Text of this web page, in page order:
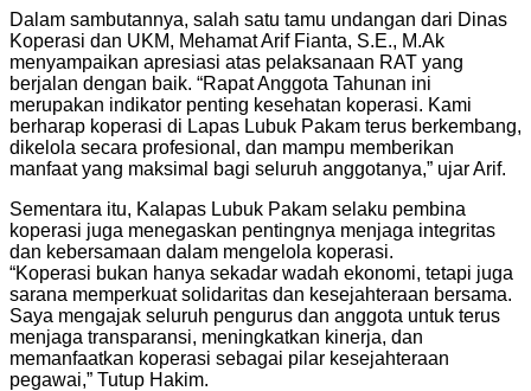
Dalam sambutannya, salah satu tamu undangan dari Dinas
Koperasi dan UKM, Mehamat Arif Fianta, S.E., M.Ak
menyampaikan apresiasi atas pelaksanaan RAT yang
berjalan dengan baik. “Rapat Anggota Tahunan ini
merupakan indikator penting kesehatan koperasi. Kami
berharap koperasi di Lapas Lubuk Pakam terus berkembang,
dikelola secara profesional, dan mampu memberikan
manfaat yang maksimal bagi seluruh anggotanya,” ujar Arif.
Sementara itu, Kalapas Lubuk Pakam selaku pembina
koperasi juga menegaskan pentingnya menjaga integritas
dan kebersamaan dalam mengelola koperasi.
“Koperasi bukan hanya sekadar wadah ekonomi, tetapi juga
sarana memperkuat solidaritas dan kesejahteraan bersama.
Saya mengajak seluruh pengurus dan anggota untuk terus
menjaga transparansi, meningkatkan kinerja, dan
memanfaatkan koperasi sebagai pilar kesejahteraan
pegawai,” Tutup Hakim.